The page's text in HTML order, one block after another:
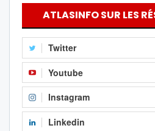
ATLASINFO SUR LES
Twitter
Youtube
Instagram
Linkedin